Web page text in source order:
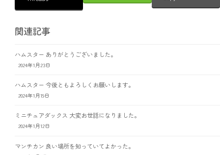
関連記事
ハムスター ありがとうございました。
2024年1月23日
ハムスター 今後ともよろしくお願いします。
2024年1月19日
ミニチュアダックス 大変お世話になりました。
2024年1月12日
マンチカン 良い場所を知っていてよかった。